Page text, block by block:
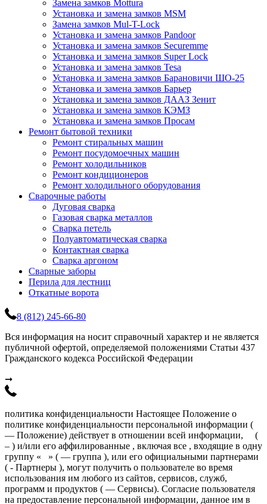
Замена замков Mottura
Установка и замена замков MSM
Замена замков Mul-T-Lock
Установка и замена замков Pandoor
Установка и замена замков Securemme
Установка и замена замков Super Lock
Установка и замена замков Tesa
Установка и замена замков Барановичи ШО-25
Установка и замена замков Барьер
Установка и замена замков ДААЗ Зенит
Установка и замена замков КЭМЗ
Установка и замена замков Просам
Ремонт бытовой техники
Ремонт стиральных машин
Ремонт посудомоечных машин
Ремонт холодильников
Ремонт кондиционеров
Ремонт холодильного оборудования
Сварочные работы
Дуговая сварка
Газовая сварка металлов
Сварка петель
Полуавтоматическая сварка
Контактная сварка
Сварка аргоном
Сварные заборы
Перила для лестниц
Откатные ворота
8 (812) 245-66-80
Вся информация на носит справочный характер и не является
публичной офертой, определяемой положениями Статьи 437
Гражданского кодекса Российской Федерации
➞
политика конфиденциальности Настоящее Положение о
политике конфиденциальности персональной информации (
— Положение) действует в отношении всей информации, (
– ) и/или его аффилированные , включая все , входящие в одну
группу « » ( — группа ), или его официальными партнерами
( - Партнеры ), могут получить о пользователе во время
использования им любого из сайтов, сервисов, служб,
программ и продуктов ( — Сервисы). Согласие пользователя
на предоставление персональной информации, данное им в